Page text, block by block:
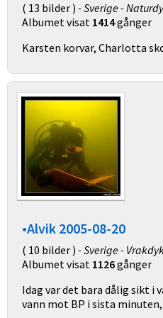
( 13 bilder ) - Sverige -
Albumet visat 1414gånger
Karsten korvar, Charlotta
•Alvik 2005-08-20
( 10 bilder ) - Sverige -
Albumet visat 1126gånger
Idag var det bara dålig sikt i
vann mot BP i sista